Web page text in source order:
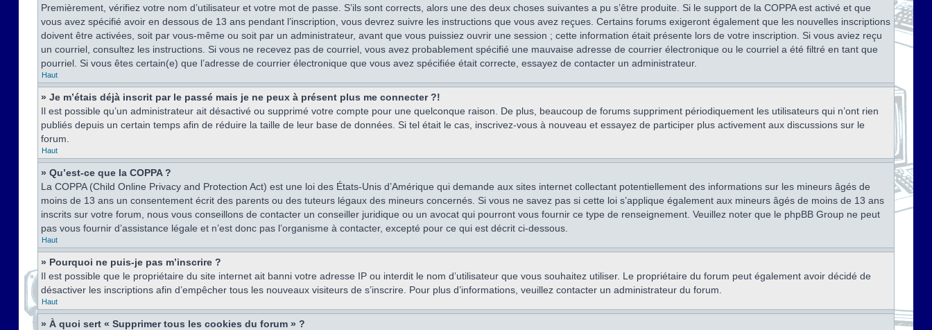
Premièrement, vérifiez votre nom d’utilisateur et votre mot de passe. S’ils sont corrects, alors une des deux choses suivantes a pu s’être produite. Si le support de la COPPA est activé et que
vous avez spécifié avoir en dessous de 13 ans pendant l’inscription, vous devrez suivre les instructions que vous avez reçues. Certains forums exigeront également que les nouvelles inscriptions
doivent être activées, soit par vous-même ou soit par un administrateur, avant que vous puissiez ouvrir une session ; cette information était présente lors de votre inscription. Si vous aviez reçu
un courriel, consultez les instructions. Si vous ne recevez pas de courriel, vous avez probablement spécifié une mauvaise adresse de courrier électronique ou le courriel a été filtré en tant que
pourriel. Si vous êtes certain(e) que l’adresse de courrier électronique que vous avez spécifiée était correcte, essayez de contacter un administrateur.
Haut
» Je m’étais déjà inscrit par le passé mais je ne peux à présent plus me connecter ?!
Il est possible qu’un administrateur ait désactivé ou supprimé votre compte pour une quelconque raison. De plus, beaucoup de forums suppriment périodiquement les utilisateurs qui n’ont rien
publiés depuis un certain temps afin de réduire la taille de leur base de données. Si tel était le cas, inscrivez-vous à nouveau et essayez de participer plus activement aux discussions sur le
forum.
Haut
» Qu’est-ce que la COPPA ?
La COPPA (Child Online Privacy and Protection Act) est une loi des États-Unis d’Amérique qui demande aux sites internet collectant potentiellement des informations sur les mineurs âgés de
moins de 13 ans un consentement écrit des parents ou des tuteurs légaux des mineurs concernés. Si vous ne savez pas si cette loi s’applique également aux mineurs âgés de moins de 13 ans
inscrits sur votre forum, nous vous conseillons de contacter un conseiller juridique ou un avocat qui pourront vous fournir ce type de renseignement. Veuillez noter que le phpBB Group ne peut
pas vous fournir d’assistance légale et n’est donc pas l’organisme à contacter, excepté pour ce qui est décrit ci-dessous.
Haut
» Pourquoi ne puis-je pas m’inscrire ?
Il est possible que le propriétaire du site internet ait banni votre adresse IP ou interdit le nom d’utilisateur que vous souhaitez utiliser. Le propriétaire du forum peut également avoir décidé de
désactiver les inscriptions afin d’empêcher tous les nouveaux visiteurs de s’inscrire. Pour plus d’informations, veuillez contacter un administrateur du forum.
Haut
» À quoi sert « Supprimer tous les cookies du forum » ?